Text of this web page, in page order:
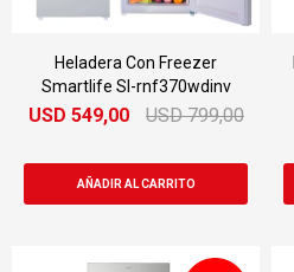
Heladera Con Freezer
Smartlife Sl-rnf370wdinv
USD 549,00 USD 799,00